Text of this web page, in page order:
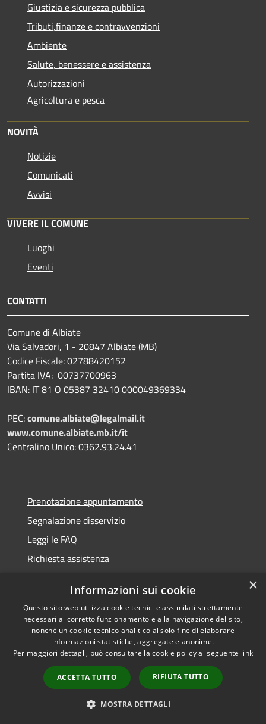
Giustizia e sicurezza pubblica
Tributi,finanze e contravvenzioni
Ambiente
Salute, benessere e assistenza
Autorizzazioni
Agricoltura e pesca
NOVITÀ
Notizie
Comunicati
Avvisi
VIVERE IL COMUNE
Luoghi
Eventi
CONTATTI
Comune di Albiate
Via Salvadori, 1 - 20847 Albiate (MB)
Codice Fiscale: 02788420152
Partita IVA: 00737700963
IBAN: IT 81 O 05387 32410 000049369334
PEC:comune.albiate@legalmail.it
www.comune.albiate.mb.it/it
Centralino Unico: 0362.93.24.41
Prenotazione appuntamento
Segnalazione disservizio
Leggi le FAQ
Richiesta assistenza
Amministrazione trasparente
Informativa privacy
Note legali
Dichiarazione di accessibilità
Obbietivi di accessibilità
×
Informazioni sui cookie
Questo sito web utilizza cookie tecnici e assimilati strettamente
necessari al corretto funzionamento e alla navigazione del sito,
nonché un cookie tecnico analitico al solo fine di elaborare
informazioni statistiche, aggregate e anonime.
Per maggiori dettagli, può consultare la cookie policy al seguente link
ACCETTA TUTTO RIFIUTA TUTTO
MOSTRA DETTAGLI